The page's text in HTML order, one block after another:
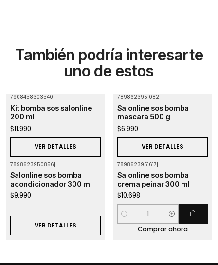
También podría interesarte
uno de estos
7908458303540|
Kit bomba sos salonline
200 ml
$11.990
VER DETALLES
7898623951082|
Salonline sos bomba
mascara 500 g
$6.990
VER DETALLES
7898623950856|
Salonline sos bomba
acondicionador 300 ml
$9.990
VER DETALLES
7898623951617|
Salonline sos bomba
crema peinar 300 ml
$10.698
Cantidad
Comprar ahora